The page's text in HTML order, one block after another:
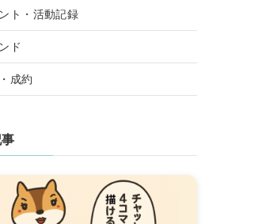
ト・活動記録
ド
成約